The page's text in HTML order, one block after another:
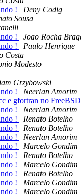
!
Deny Codig
Sousa
!
Joao Rocha
!
Paulo Henrique
Costa
Modesto
Grzybowski
!
Neerlan Amorim
e gfortran no
!
Neerlan Amorim
!
Renato Botelho
!
Renato Botelho
!
Neerlan Amorim
!
Marcelo Gondim
!
Renato Botelho
!
Marcelo Gondim
!
Renato Botelho
!
Marcelo Gondim
!
Marcelo Gondim